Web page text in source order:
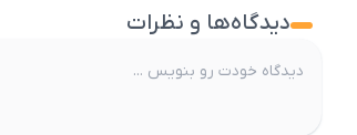
دیدگاه‌ها و نظرات